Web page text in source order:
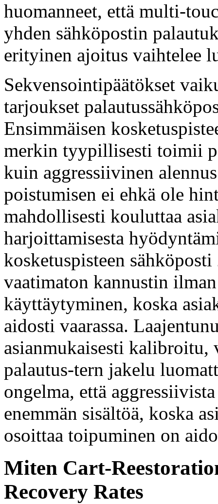
huomanneet, että multi-
yhden sähköpostin
erityinen ajoitus vaihtelee
Sekvensointipäätökset
tarjoukset
Ensimmäisen
merkin tyypillisesti toimii
kuin aggressiivinen
poistumisen ei ehkä ole
mahdollisesti kouluttaa
harjoittamisesta
kosketuspisteen
vaatimaton kannustin
käyttäytyminen, koska
aidosti vaarassa.
asianmukaisesti kalibroitu,
palautus-tern jakelu
ongelma, että
enemmän sisältöä, koska
osoittaa toipuminen on
Miten Cart-
Recovery Rates